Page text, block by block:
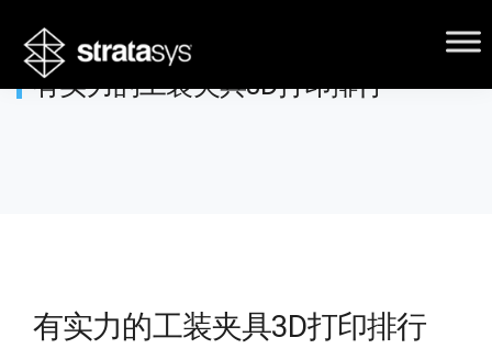
有实力的工装夹具3D打印排行
有实力的工装夹具3D打印排行